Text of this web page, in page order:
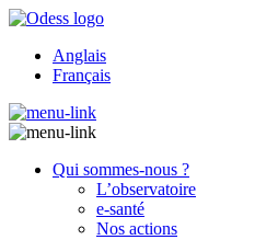
Anglais
Français
Qui sommes-nous ?
L’observatoire
e-santé
Nos actions